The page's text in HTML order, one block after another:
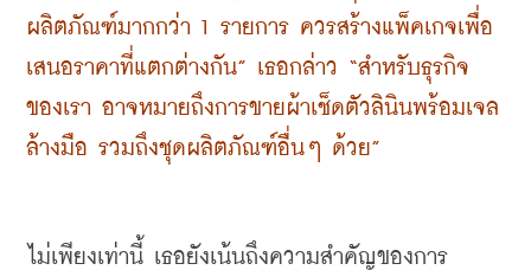
ผลิตภัณฑ์มากกว่า 1 รายการ ควรสร้างแพ็คเกจเพื่อ
เสนอราคาที่แตกต่างกัน” เธอกล่าว “สำหรับธุรกิจ
ของเรา อาจหมายถึงการขายผ้าเช็ดตัวลินินพร้อมเจล
ล้างมือ รวมถึงชุดผลิตภัณฑ์อื่นๆ ด้วย”
ไม่เพียงเท่านี้ เธอยังเน้นถึงความสำคัญของการ